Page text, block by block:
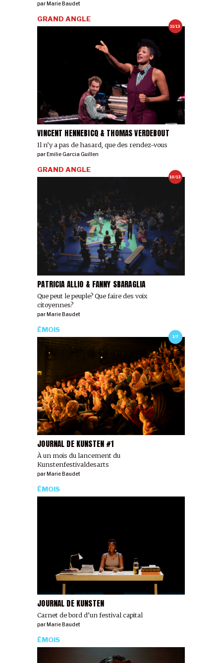
par Marie Baudet
11/13
VINCENT HENNEBICQ & THOMAS VERDEBOUT
Il n’y a pas de hasard, que des rendez-vous
GRAND ANGLE
par Emilie Garcia Guillen
10/13
PATRICIA ALLIO & FANNY SBARAGLIA
Que peut le peuple? Que faire des voix
citoyennes?
GRAND ANGLE
parMarie Baudet
1/7
JOURNAL DE KUNSTEN #1
À un mois du lancement du
Kunstenfestivaldesarts
ÉMOIS
par Marie Baudet
JOURNAL DE KUNSTEN
Carnet de bord d’un festival capital
ÉMOIS
par Marie Baudet
ÉMOIS